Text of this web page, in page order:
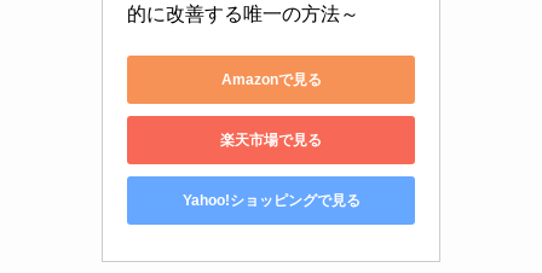
的に改善する唯一の方法～
Amazonで見る
楽天市場で見る
Yahoo!ショッピングで見る